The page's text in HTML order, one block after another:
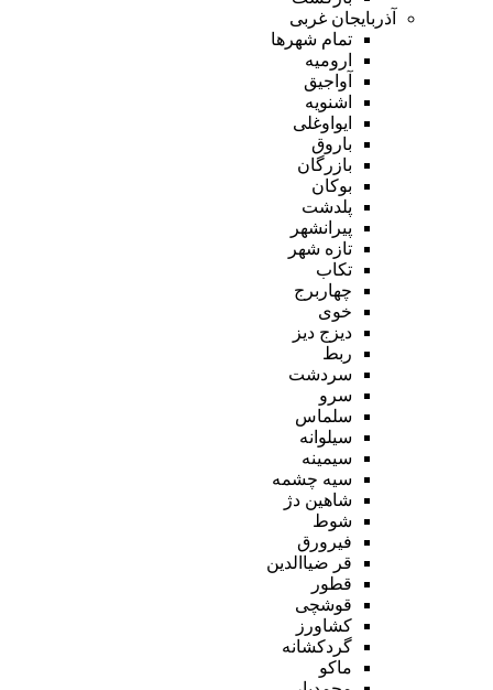
آذربایجان غربی
تمام شهر‌ها
ارومیه
آواجیق
اشنویه
ایواوغلی
باروق
بازرگان
بوکان
پلدشت
پیرانشهر
تازه شهر
تکاب
چهاربرج
خوی
دیزج دیز
ربط
سردشت
سرو
سلماس
سیلوانه
سیمینه
سیه چشمه
شاهین دژ
شوط
فیرورق
قر ضیاالدین
قطور
قوشچی
کشاورز
گردکشانه
ماکو